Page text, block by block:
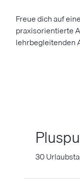
Freue dich auf
praxisorientierte
lehrbegleitenden
30